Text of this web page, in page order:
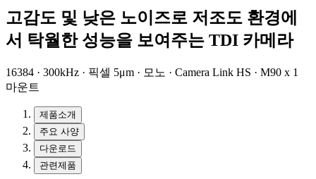
고감도 및 낮은 노이즈로 저조도 환경에
서 탁월한 성능을 보여주는 TDI 카메라
16384 · 300kHz · 픽셀 5μm · 모노 · Camera Link HS · M90 x 1
마운트
제품소개
주요 사양
다운로드
관련제품